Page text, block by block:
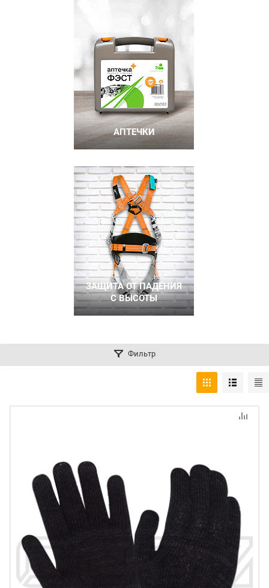
АПТЕЧКИ
ЗАЩИТА ОТ ПАДЕНИЯ
С ВЫСОТЫ
Фильтр